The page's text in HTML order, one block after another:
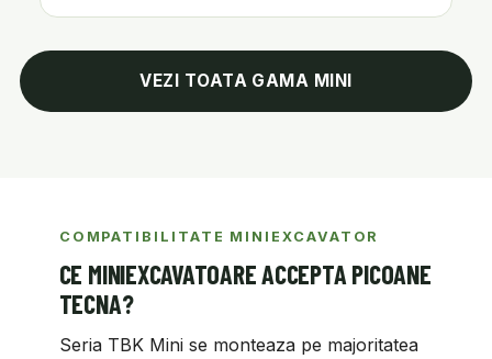
VEZI TOATA GAMA MINI
COMPATIBILITATE MINIEXCAVATOR
CE MINIEXCAVATOARE ACCEPTA PICOANE
TECNA?
Seria TBK Mini se monteaza pe majoritatea